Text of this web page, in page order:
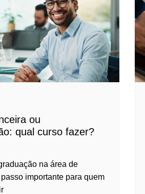
ou
qual curso fazer?
na área de
importante para quem